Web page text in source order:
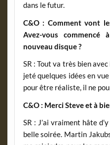
dans le futur.
C&O : Comment vont
Avez-vous
nouveau disque ?
SR : Tout va très bien
jeté quelques idées en
pour être réaliste, il ne
C&O : Merci Steve et à
SR : J’ai vraiment hâte
belle soirée. Martin